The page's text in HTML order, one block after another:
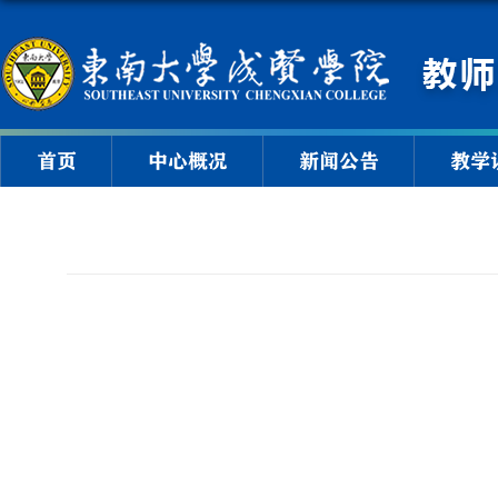
首页 中心概况 新闻公告 教学